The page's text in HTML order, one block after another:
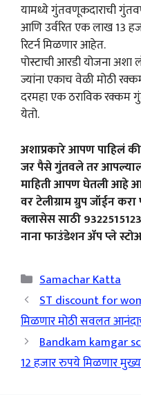
यामध्ये गुंतवणूकदाराची
आणि उर्वरित एक लाख 13
रिटर्न मिळणार आहेत.
पोस्टाची आरडी योजना
ज्यांना एकाच वेळी मोठी
दरमहा एक ठराविक रक्कम
येतो.
अशाप्रकारे आपण पाहिलं
जर पैसे गुंतवले तर
माहिती आपण घेतली आहे
वर टेलीग्राम ग्रुप जॉईन
क्लासेस साठी
नाना फाउंडेशन ॲप प्ले
Categories
Samachar Katta
ST discount for
मिळणार मोठी सवलत
Bandkam kamgar
12 हजार रुपये मिळणार